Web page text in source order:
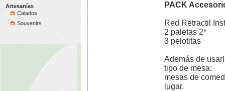
Artesanías
Calados
Souvenirs
PACK
Red Retractil
2 paletas 2*
3 pelotitas
Además de
tipo de mesa:
mesas de
lugar.